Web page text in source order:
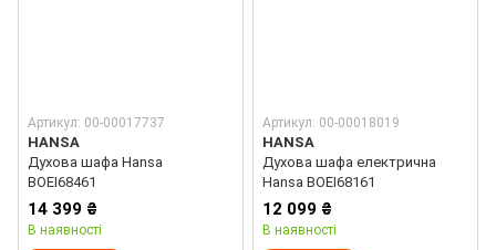
Артикул: 00-00017737
HANSA
Духова шафа Hansa
BOEI68461
14 399 ₴
В наявності
Артикул: 00-00018019
HANSA
Духова шафа електрична
Hansa BOEI68161
12 099 ₴
В наявності